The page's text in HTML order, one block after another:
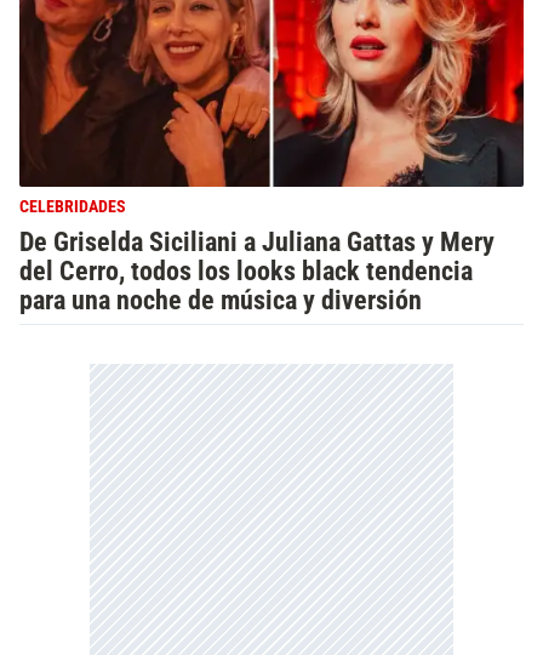
CELEBRIDADES
De Griselda Siciliani a Juliana Gattas y Mery
del Cerro, todos los looks black tendencia
para una noche de música y diversión